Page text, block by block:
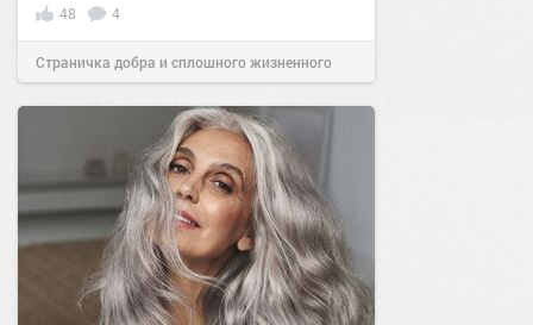
48 4
Страничка добра и сплошного жизненного
позитива!15:0005 янв 2021